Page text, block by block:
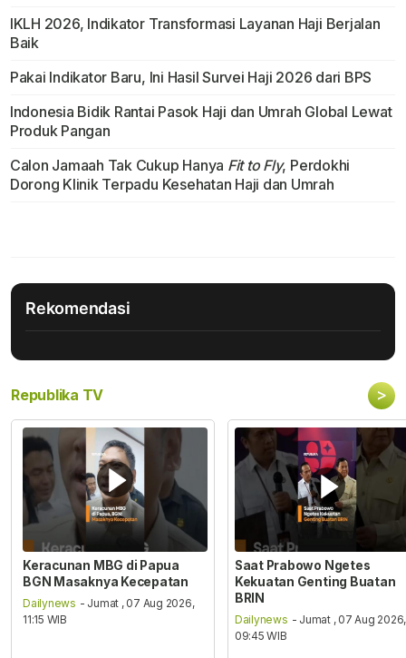
IKLH 2026, Indikator Transformasi Layanan Haji Berjalan
Baik
Pakai Indikator Baru, Ini Hasil Survei Haji 2026 dari BPS
Indonesia Bidik Rantai Pasok Haji dan Umrah Global Lewat
Produk Pangan
Calon Jamaah Tak Cukup Hanya Fit to Fly, Perdokhi
Dorong Klinik Terpadu Kesehatan Haji dan Umrah
Rekomendasi
Republika TV >
Keracunan MBG di Papua
BGN Masaknya Kecepatan
Dailynews - Jumat , 07 Aug 2026,
11:15 WIB
Saat Prabowo Ngetes
Kekuatan Genting Buatan
BRIN
Dailynews - Jumat , 07 Aug 2026,
09:45 WIB